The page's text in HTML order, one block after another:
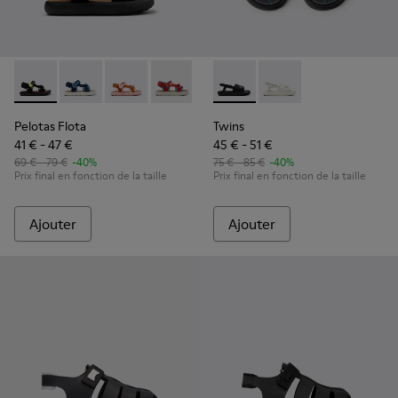
Pelotas Flota - K800579-006 - Sandales en PET recyclé
Pelotas Flota - K800579-007
Pelotas Flota - K800579-005
Pelotas Flota - K800579-004
Pelotas Flota - K800579-001
Pelotas Flota
41 € - 47 €
69 € - 79 € -40%
Prix final en fonction de la taille
Ajouter
Twins - K800631-003 -
Twins - K800631-002
Twins
45 € - 51 €
75 € - 85 € -40%
Prix final en fonction de la taille
Ajouter